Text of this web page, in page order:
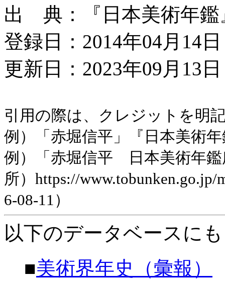
出 典：『日本美術年鑑
登録日：2014年04月14日
更新日：2023年09月13
引用の際は、クレジットを明
例）「赤堀信平」『日本美術
例）「赤堀信平 日本美術年鑑
所）https://
6-08-11）
以下のデータベースに
■美術界年史（彙報）